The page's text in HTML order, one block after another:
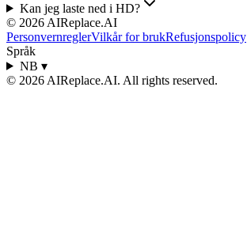
Kan jeg laste ned i HD?
© 2026 AIReplace.AI
PersonvernreglerVilkår for brukRefusjonspolicy
Språk
NB ▾
© 2026 AIReplace.AI. All rights reserved.